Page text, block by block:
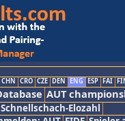
CHN CRO CZE DEN ENG ESP FAI
AUT
Schnellschach-Elozahl